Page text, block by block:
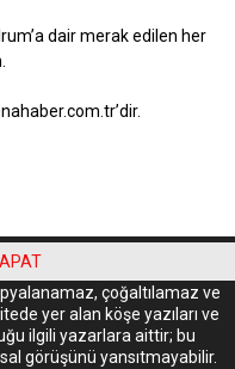
dair merak edilen her
ve Sanat Eserleri Kanunu
çoğaltılamaz ve
yer alan köşe yazıları ve
ilgili yazarlara aittir; bu
görüşünü yansıtmayabilir.